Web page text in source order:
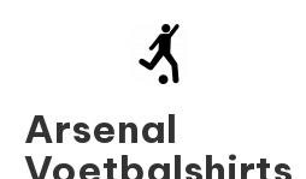
Arsenal
Voetbalshirts